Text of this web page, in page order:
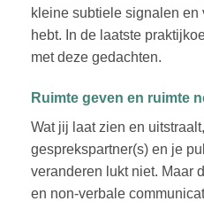
kleine subtiele signalen en
hebt. In de laatste
met deze gedachten.
Ruimte geven en ruimte
Wat jij laat zien en
gesprekspartner(s) en je
veranderen lukt niet. Maar
en non-verbale